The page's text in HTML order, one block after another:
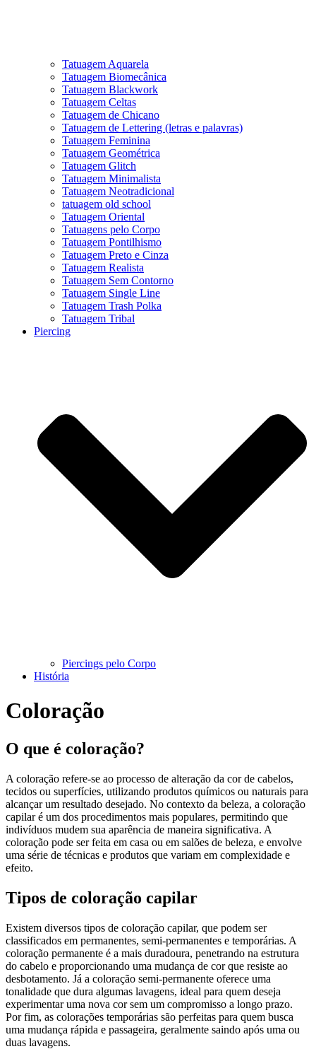
Tatuagem Aquarela
Tatuagem Biomecânica
Tatuagem Blackwork
Tatuagem Celtas
Tatuagem de Chicano
Tatuagem de Lettering (letras e palavras)
Tatuagem Feminina
Tatuagem Geométrica
Tatuagem Glitch
Tatuagem Minimalista
Tatuagem Neotradicional
tatuagem old school
Tatuagem Oriental
Tatuagens pelo Corpo
Tatuagem Pontilhismo
Tatuagem Preto e Cinza
Tatuagem Realista
Tatuagem Sem Contorno
Tatuagem Single Line
Tatuagem Trash Polka
Tatuagem Tribal
Piercing
Piercings pelo Corpo
História
Coloração
O que é coloração?
A coloração refere-se ao processo de alteração da cor de cabelos,
tecidos ou superfícies, utilizando produtos químicos ou naturais para
alcançar um resultado desejado. No contexto da beleza, a coloração
capilar é um dos procedimentos mais populares, permitindo que
indivíduos mudem sua aparência de maneira significativa. A
coloração pode ser feita em casa ou em salões de beleza, e envolve
uma série de técnicas e produtos que variam em complexidade e
efeito.
Tipos de coloração capilar
Existem diversos tipos de coloração capilar, que podem ser
classificados em permanentes, semi-permanentes e temporárias. A
coloração permanente é a mais duradoura, penetrando na estrutura
do cabelo e proporcionando uma mudança de cor que resiste ao
desbotamento. Já a coloração semi-permanente oferece uma
tonalidade que dura algumas lavagens, ideal para quem deseja
experimentar uma nova cor sem um compromisso a longo prazo.
Por fim, as colorações temporárias são perfeitas para quem busca
uma mudança rápida e passageira, geralmente saindo após uma ou
duas lavagens.